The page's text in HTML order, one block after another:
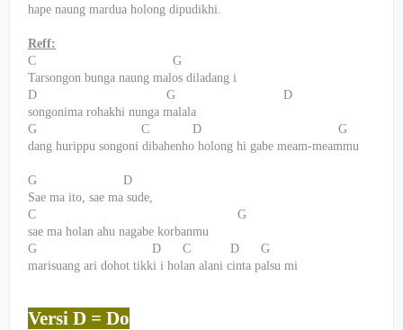
hape naung mardua holong dipudikhi.
Reff:
C
G
Tarsongon bunga naung malos diladang i
D
G
D
songonima rohakhi nunga malala
G
C D
G
dang hurippu songoni dibahenho holong hi gabe meam-meammu
G
D
Sae ma ito, sae ma sude,
C
G
sae ma holan ahu nagabe korbanmu
G
D C D
G
marisuang ari dohot tikki i holan alani cinta palsu mi
Versi D = Do